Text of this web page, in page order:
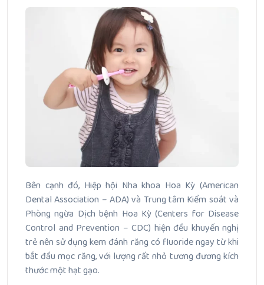
Bên cạnh đó, Hiệp hội Nha khoa Hoa Kỳ (American
Dental Association – ADA) và Trung tâm Kiểm soát và
Phòng ngừa Dịch bệnh Hoa Kỳ (Centers for Disease
Control and Prevention – CDC) hiện đều khuyến nghị
trẻ nên sử dụng kem đánh răng có fluoride ngay từ khi
bắt đầu mọc răng, với lượng rất nhỏ tương đương kích
thước một hạt gạo.